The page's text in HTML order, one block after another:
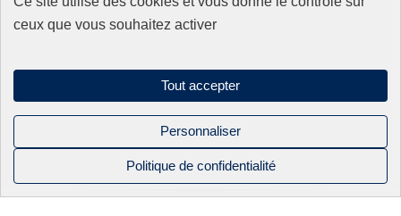
Solutions mécaniques
Mentions légales
Politique de confidentialité
Instagram
ceux que vous souhaitez activer
Tout accepter
Personnaliser
Politique de confidentialité